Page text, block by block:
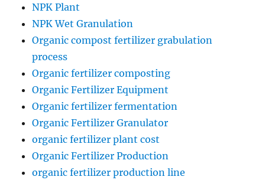
NPK Plant
NPK Wet Granulation
Organic compost fertilizer grabulation
process
Organic fertilizer composting
Organic Fertilizer Equipment
Organic fertilizer fermentation
Organic Fertilizer Granulator
organic fertilizer plant cost
Organic Fertilizer Production
organic fertilizer production line